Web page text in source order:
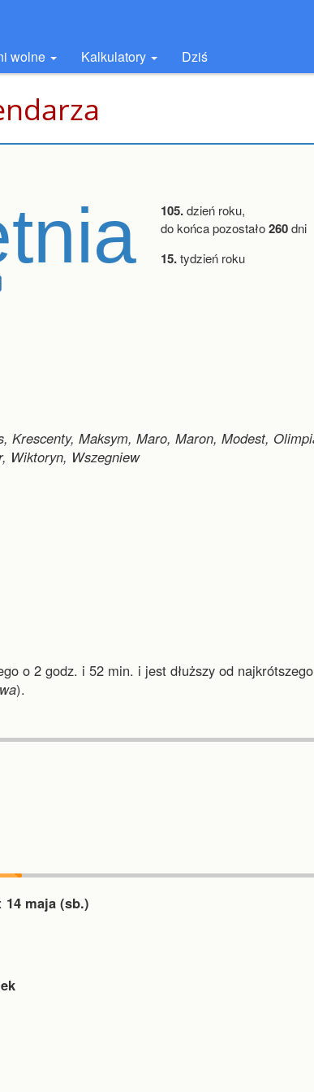
wolne Kalkulatory Dziś
105.dzień roku,
do końca pozostało260dni
15.tydzień roku
Krescenty, Maksym, Maro, Maron, Modest,
Wiktoryn, Wszegniew
o 2 godz. i 52 min. i jest dłuższy od
).
14 maja (sb.)